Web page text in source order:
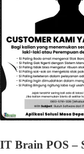
IT Brain POS –